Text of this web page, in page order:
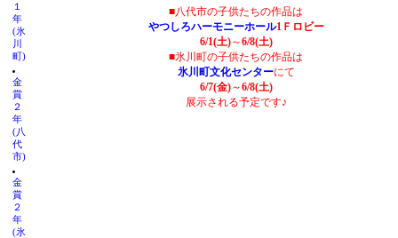
１
年
(氷
川
町)
金
賞
２
年
(八
代
市)
金
賞
２
年
(氷
■八代市の子供たちの作品は
やつしろハーモニーホール1Ｆロビー
6/1(土)～6/8(土)
■氷川町の子供たちの作品は
氷川町文化センターにて
6/7(金)～6/8(土)
展示される予定です♪